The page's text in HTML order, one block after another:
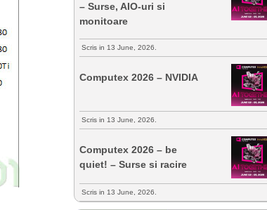
– Surse, AIO-uri si
monitoare
Scris in 13 June, 2026.
Computex 2026 – NVIDIA
Scris in 13 June, 2026.
Computex 2026 – be
quiet! – Surse si racire
Scris in 13 June, 2026.